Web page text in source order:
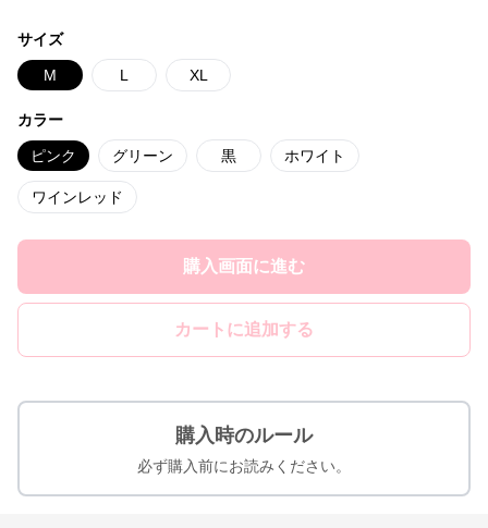
サイズ
M L XL
カラー
ピンク グリーン 黒 ホワイト
ワインレッド
購入画面に進む
カートに追加する
購入時のルール
必ず購入前にお読みください。